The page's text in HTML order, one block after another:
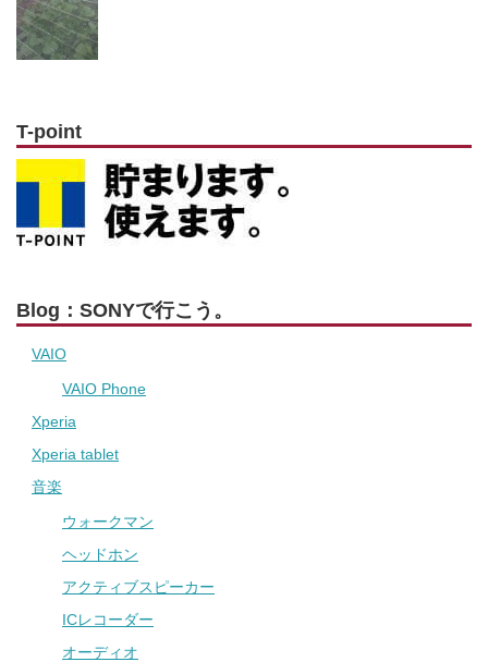
T-point
Blog：SONYで行こう。
VAIO
VAIO Phone
Xperia
Xperia tablet
音楽
ウォークマン
ヘッドホン
アクティブスピーカー
ICレコーダー
オーディオ